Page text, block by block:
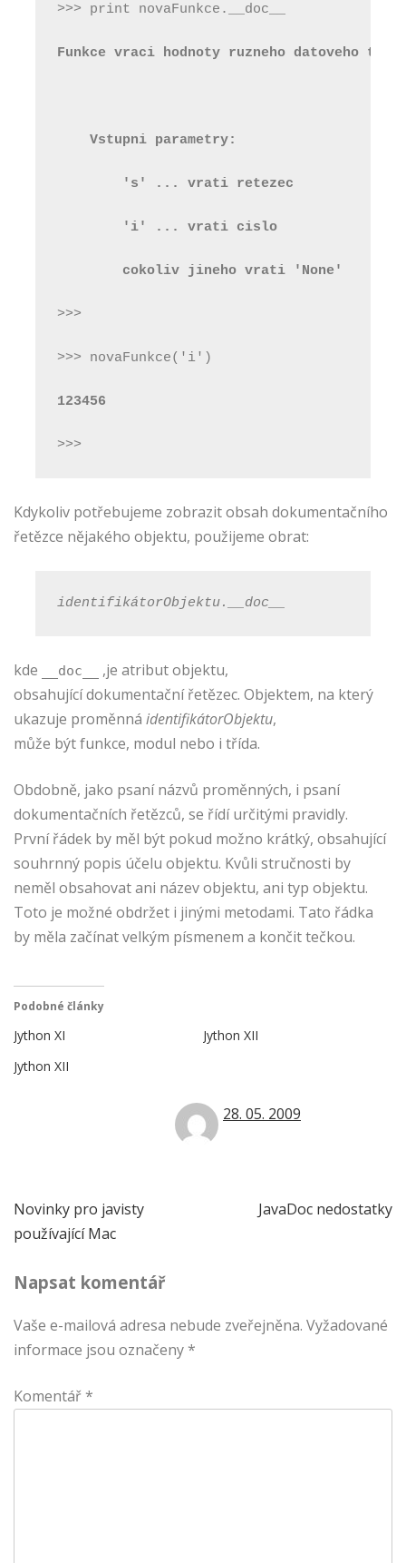
>>> print novaFunkce.__doc__
Funkce vraci hodnoty ruzneho datoveho
Vstupni parametry:
's' ... vrati retezec
'i' ... vrati cislo
cokoliv jineho vrati 'None'
>>>
>>> novaFunkce('i')
123456
>>>
Kdykoliv potřebujeme zobrazit obsah dokumentačního
řetězce nějakého objektu, použijeme obrat:
identifikátorObjektu.__doc__
kde __doc__
,je atribut objektu,
obsahující dokumentační řetězec. Objektem, na který
ukazuje proměnná identifikátorObjektu,
může být funkce, modul nebo i třída.
Obdobně, jako psaní názvů proměnných, i psaní
dokumentačních řetězců, se řídí určitými pravidly.
První řádek by měl být pokud možno krátký, obsahující
souhrnný popis účelu objektu. Kvůli stručnosti by
neměl obsahovat ani název objektu, ani typ objektu.
Toto je možné obdržet i jinými metodami. Tato řádka
by měla začínat velkým písmenem a končit tečkou.
Podobné články
Jython XI
Jython XII
Jython XII
28. 05. 2009
Navigace
pro
příspěvek
Novinky pro javisty
používající Mac
JavaDoc nedostatky
Napsat komentář
Vaše e-mailová adresa nebude zveřejněna. Vyžadované
informace jsou označeny *
Komentář *